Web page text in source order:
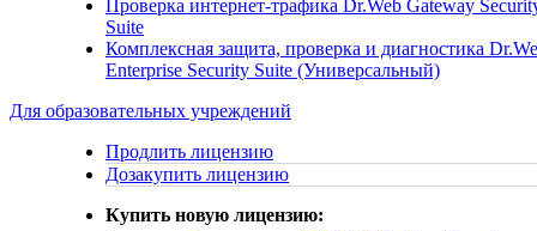
Проверка интернет-трафика
Dr.Web Gateway
Suite
Комплексная защита, проверка и диагностика
Enterprise Security Suite (Универсальный)
Для образовательных учреждений
Продлить лицензию
Дозакупить лицензию
Купить новую лицензию: